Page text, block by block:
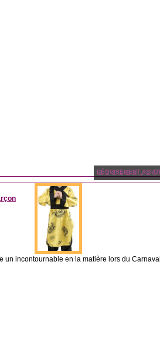
DÉGUISEMENT
un incontournable en la matière lors du